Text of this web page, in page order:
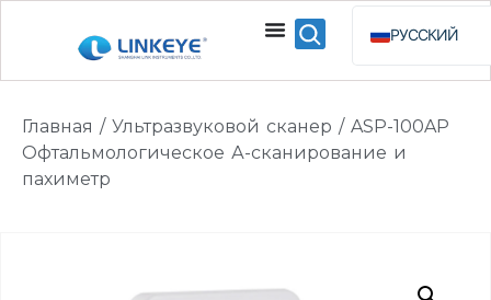
РУССКИЙ
ENGLISH
Главная / Ультразвуковой сканер / ASP-100AP
Офтальмологическое А-сканирование и
пахиметр